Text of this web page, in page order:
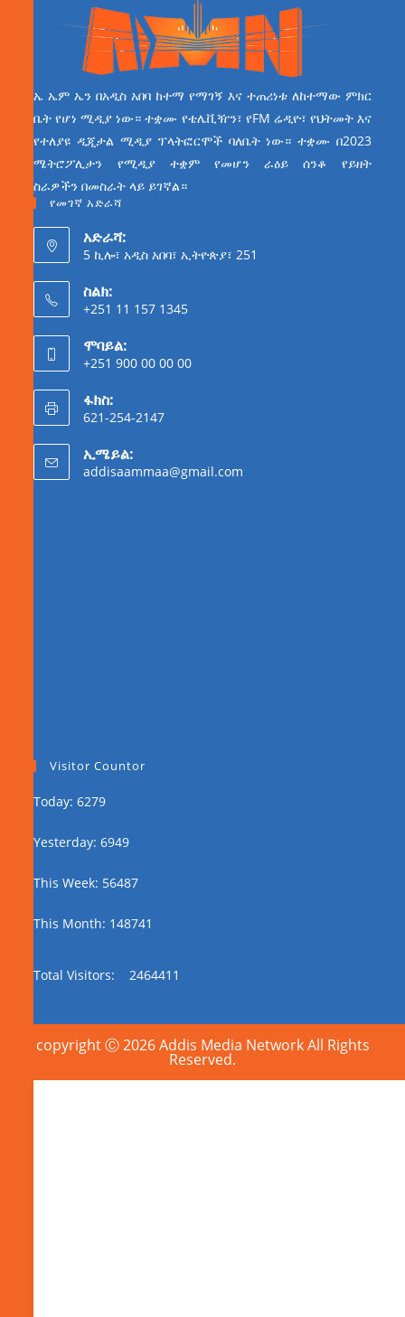
ኤ ኤም ኤን በአዲስ አበባ ከተማ የማገኝ እና ተጠሪነቱ ለከተማው ምክር
ቤት የሆነ ሚዲያ ነው። ተቋሙ የቴሌቪዥን፣ የFM ሬዲዮ፣ የህትመት እና
የተለያዩ ዲጂታል ሚዲያ ፕላትፎርሞች ባለቤት ነው። ተቋሙ በ2023
ሜትሮፖሊታን የሚዲያ ተቋም የመሆን ራዕይ ሰንቆ የይዘት
ስራዎችን በመስራት ላይ ይገኛል።
የመገኛ አድራሻ
አድራሻ:
5 ኪሎ፣ አዲስ አበባ፣ ኢትዮጵያ፣ 251
ስልክ:
+251 11 157 1345
ሞባይል:
+251 900 00 00 00
ፋክስ:
621-254-2147
ኢሜይል:
addisaammaa@gmail.com
Visitor Countor
Today: 6279
Yesterday: 6949
This Week: 56487
This Month: 148741
Total Visitors: 2464411
copyright Ⓒ 2026 Addis Media Network All Rights
Reserved.